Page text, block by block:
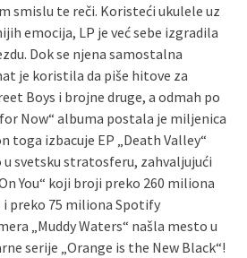
smislu te reči. Koristeći ukulele uz
emocija, LP je već sebe izgradila
Dok se njena samostalna
je koristila da piše hitove za
Boys i brojne druge, a odmah po
Now“ albuma postala je miljenica
toga izbacuje EP „Death Valley“
svetsku stratosferu, zahvaljujući
You“ koji broji preko 260 miliona
i preko 75 miliona Spotify
„Muddy Waters“ našla mesto u
serije „Orange is the New Black“!